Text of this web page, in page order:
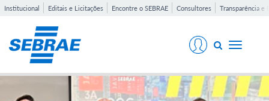
Institucional Editais e Licitações Encontre o SEBRAE Consultores Transparência e
Toggle